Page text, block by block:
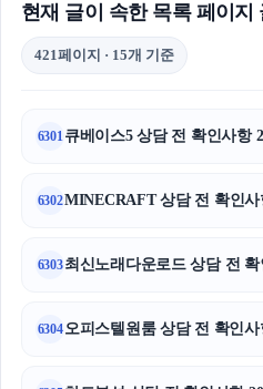
현재 글이 속한 목록 페이지
421페이지 · 15개 기준
6301 큐베이스5 상담 전 확인사항
6302MINECRAFT 상담 전 확인사
6303최신노래다운로드 상담 전 확
6304오피스텔원룸 상담 전 확인사